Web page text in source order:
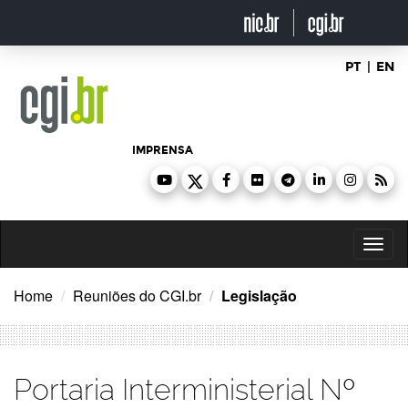
o
PT | EN
IMPRENSA
Home Reuniões do CGI.br Legislação
Portaria Interministerial Nº